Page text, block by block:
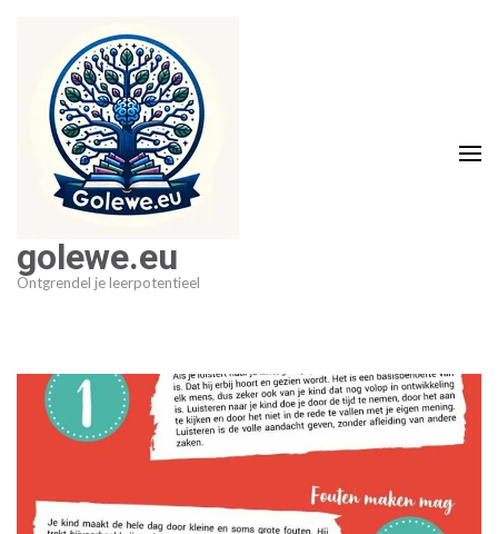
inhoud
golewe.eu
Ontgrendel je leerpotentieel